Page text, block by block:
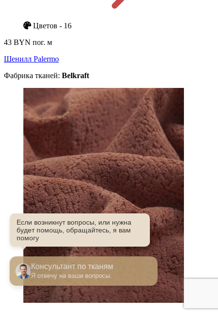
Если возникнут вопросы, или нужна
будет помощь, обращайтесь, я вам
помогу
Консультант по тканям
Я отвечу на ваши вопросы.
Цветов - 16
43 BYN пог. м
Шенилл Palermo
Фабрика тканей: Belkraft